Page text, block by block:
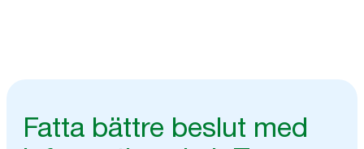
Fatta bättre beslut med